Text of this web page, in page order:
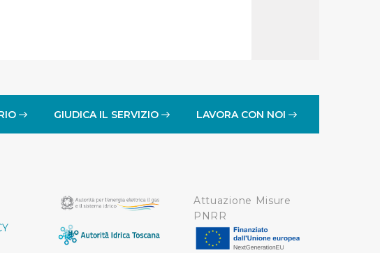
GIUDICA IL SERVIZIO LAVORA CON NOI
Attuazione Misure
PNRR